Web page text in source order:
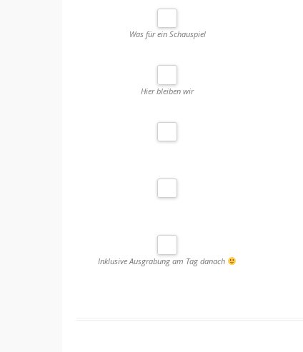
Was für ein Schauspiel
Hier bleiben wir
Inklusive Ausgrabung am Tag danach